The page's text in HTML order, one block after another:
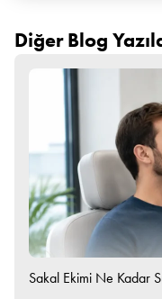
Diğer Blog
Sakal Ekimi Ne Kadar